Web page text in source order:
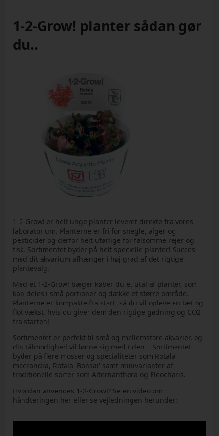
1-2-Grow! planter sådan gør
du..
1-2-Grow! er helt unge planter leveret direkte fra vores
laboratorium. Planterne er fri for snegle, alger og
pesticider og derfor helt ufarlige for følsomme rejer og
fisk. Sortimentet byder på helt specielle planter! Succes
med dit akvarium afhænger i høj grad af det rigtige
plantevalg.
Med et 1-2-Grow! bæger køber du et utal af planter, som
kan deles i små portioner og dække et større område.
Planterne er kompakte fra start, så du vil opleve en tæt og
flot vækst, hvis du giver dem den rigtige gødning og CO2
fra starten!
Sortimentet er perfekt til små og mellemstore akvarier, og
din tålmodighed vil lønne sig med tiden... Sortimentet
byder på flere mosser og specialiteter som Rotala
macrandra, Rotala 'Bonsai' samt minivarianter af
traditionelle sorter som Alternanthera og Eleocharis.
Hvordan anvendes 1-2-Grow!? Se en video om
håndteringen her eller se vejledningen herunder: